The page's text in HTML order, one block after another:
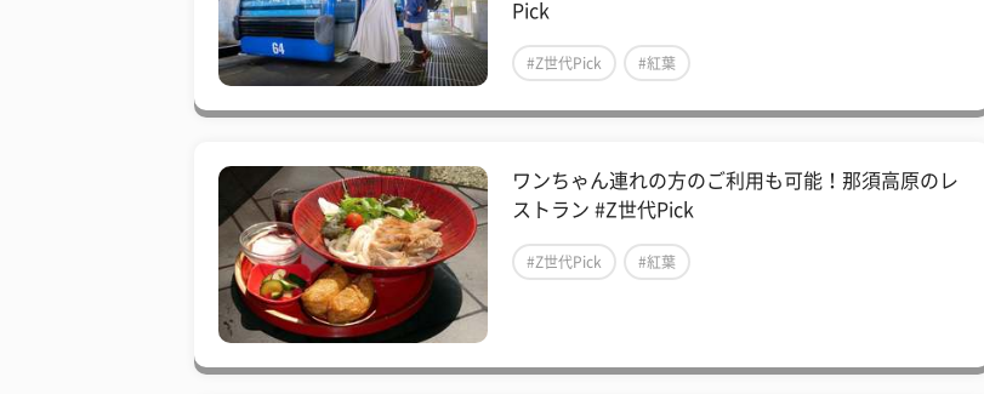
Pick
#Z世代Pick #紅葉
ワンちゃん連れの方のご利用も可能！那須高原のレ
ストラン #Z世代Pick
#Z世代Pick #紅葉